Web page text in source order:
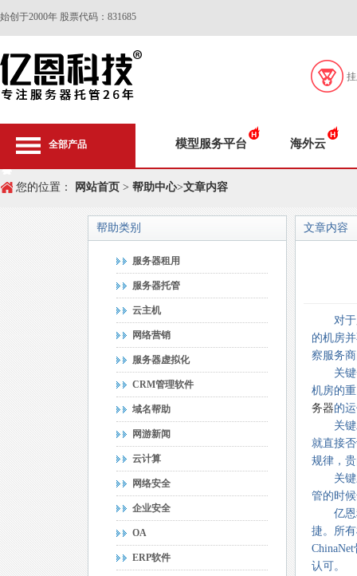
始创于2000年 股票代码：831685
全部产品 模型服务平台 海外云
您的位置： 网站首页 > 帮助中心>文章内容
帮助类别
服务器租用
服务器托管
云主机
网络营销
服务器虚拟化
CRM管理软件
域名帮助
网游新闻
云计算
网络安全
企业安全
OA
ERP软件
文章内容
对于
的机房
察服务
关键一
机房的
务器的
关键二
就直接
规律，
关键三
管的时
亿恩科
捷。所
ChinaNet
认可。